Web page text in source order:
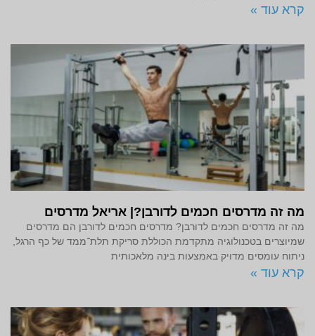
קרא עוד »
מה זה מדרסים חכמים לדורבן?| אריאל מדרסים
מה זה מדרסים חכמים לדורבן? מדרסים חכמים לדורבן הם מדרסים
שמיוצרים בטכנולוגיה מתקדמת הכוללת סריקת תלת־ממד של כף הרגל,
ניתוח עומסים מדויק באמצעות בינה מלאכותית
קרא עוד »